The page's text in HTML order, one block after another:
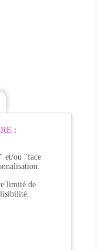
:
et/ou "face
limité de
lisibilité.